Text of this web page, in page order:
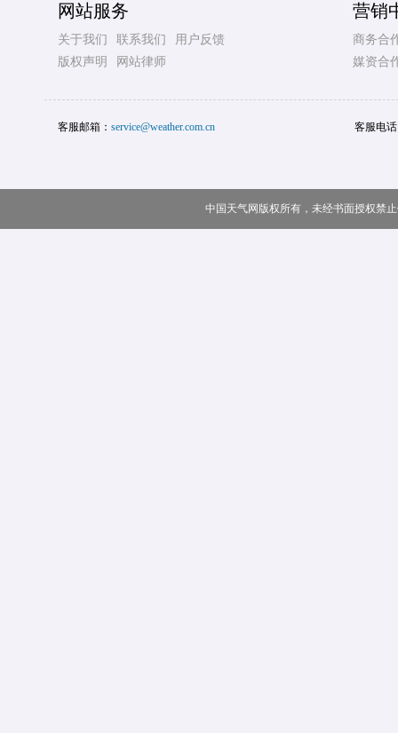
网站服务
关于我们 联系我们
用户反馈
版权声明
网站律师
营销
商务合
媒资合
客服邮箱： service@weather.com.cn 客服电
中国天气网版权所有，未经书面授权